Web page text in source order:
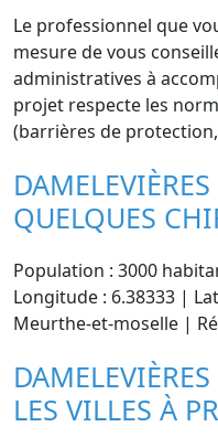
Le professionnel que
mesure de vous
administratives à
projet respecte les
(barrières de
QUELQUES
Population : 3000
Longitude : 6.38333 |
Meurthe-et-moselle |
LES VILLES À